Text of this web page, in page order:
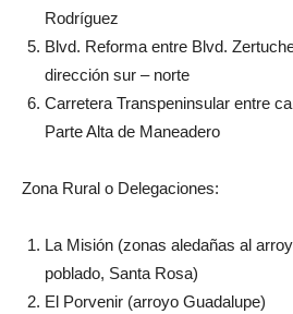
Rodríguez
Blvd. Reforma entre Blvd.
dirección sur – norte
Carretera Transpeninsular entre
Parte Alta de Maneadero
Zona Rural o Delegaciones:
La Misión (zonas aledañas al
poblado, Santa Rosa)
El Porvenir (arroyo Guadalupe)